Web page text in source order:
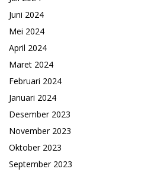
Juni 2024
Mei 2024
April 2024
Maret 2024
Februari 2024
Januari 2024
Desember 2023
November 2023
Oktober 2023
September 2023